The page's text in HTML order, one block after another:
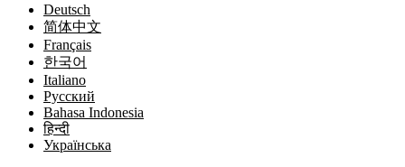
Deutsch
简体中文
Français
한국어
Italiano
Русский
Bahasa Indonesia
हिन्दी
Українська